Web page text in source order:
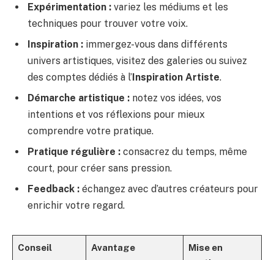
Expérimentation : variez les médiums et les
techniques pour trouver votre voix.
Inspiration : immergez-vous dans différents
univers artistiques, visitez des galeries ou suivez
des comptes dédiés à l’Inspiration Artiste.
Démarche artistique : notez vos idées, vos
intentions et vos réflexions pour mieux
comprendre votre pratique.
Pratique régulière : consacrez du temps, même
court, pour créer sans pression.
Feedback : échangez avec d’autres créateurs pour
enrichir votre regard.
Conseil Avantage
Mise en